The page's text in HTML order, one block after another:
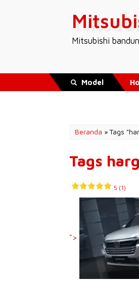
Mitsubishi
Model
Beranda »Tags
Tags
5 (1)
">